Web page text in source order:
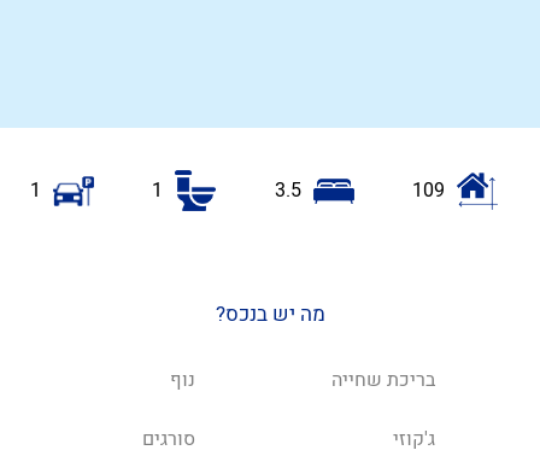
109
3.5
1
1
מה יש בנכס?
בריכת שחייה נוף
ג'קוזי סורגים